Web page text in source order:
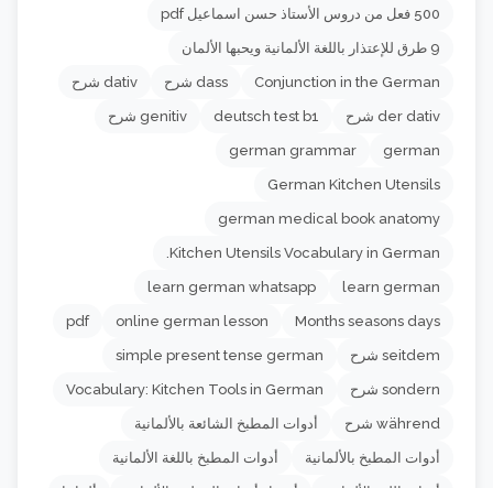
500 فعل من دروس الأستاذ حسن اسماعيل pdf
9 طرق للإعتذار باللغة الألمانية ويحبها الألمان
Conjunction in the German dass شرح dativ شرح
der dativ شرح deutsch test b1 genitiv شرح
german
german grammar
German Kitchen Utensils
german medical book anatomy
Kitchen Utensils Vocabulary in German.
learn german
learn german whatsapp
Months seasons days
online german lesson
pdf
seitdem شرح simple present tense german
sondern شرح Vocabulary: Kitchen Tools in German
während شرح أدوات المطبخ الشائعة بالألمانية
أدوات المطبخ بالألمانية أدوات المطبخ باللغة الألمانية